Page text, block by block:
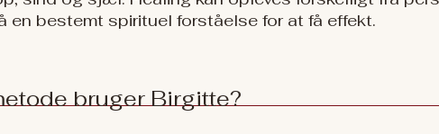
en bestemt spirituel forståelse for at få effekt.
bruger Birgitte?